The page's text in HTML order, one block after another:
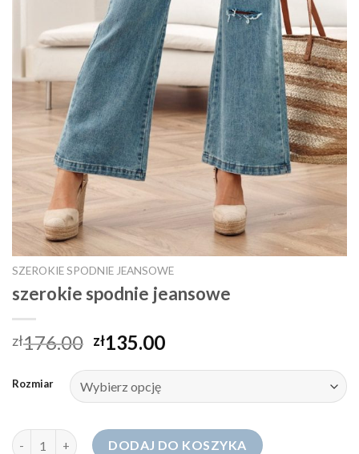
SZEROKIE SPODNIE JEANSOWE
szerokie spodnie jeansowe
zł176.00 zł135.00
Rozmiar
ilość szerokie spodnie jeansowe
DODAJ DO KOSZYKA